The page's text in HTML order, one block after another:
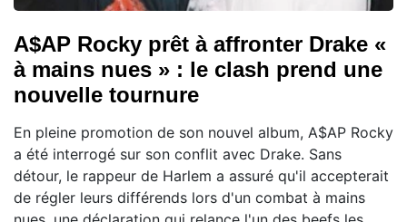
A$AP Rocky prêt à affronter Drake «
à mains nues » : le clash prend une
nouvelle tournure
En pleine promotion de son nouvel album, A$AP Rocky
a été interrogé sur son conflit avec Drake. Sans
détour, le rappeur de Harlem a assuré qu'il accepterait
de régler leurs différends lors d'un combat à mains